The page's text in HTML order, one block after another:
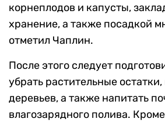
корнеплодов и капусты,
хранение, а также посадкой
отметил Чаплин.
После этого следует
убрать растительные
деревьев, а также напитать
влагозарядного полива.